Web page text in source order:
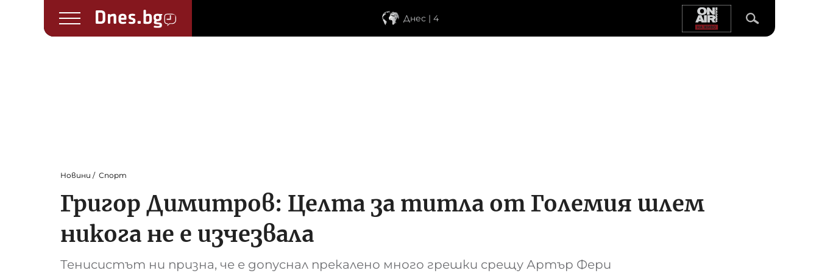
Днес | 4
Новини Спорт
Григор Димитров: Целта за титла от Големия шлем
никога не е изчезвала
Тенисистът ни призна, че е допуснал прекалено много грешки срещу Артър Фери